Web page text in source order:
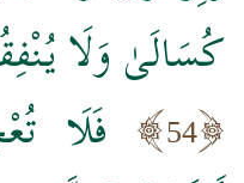
كُسَالَىٰ وَلَا
54
فَلَا